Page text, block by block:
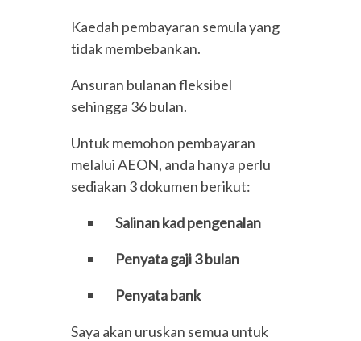
Kaedah pembayaran semula yang
tidak membebankan.
Ansuran bulanan fleksibel
sehingga 36 bulan.
Untuk memohon pembayaran
melalui AEON, anda hanya perlu
sediakan 3 dokumen berikut:
Salinan kad pengenalan
Penyata gaji 3 bulan
Penyata bank
Saya akan uruskan semua untuk